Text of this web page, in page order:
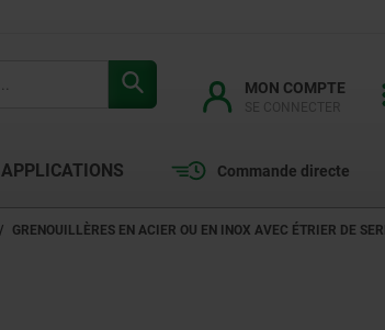
MON COMPTE
APPLICATIONS Commande directe
GRENOUILLÈRES EN ACIER OU EN INOX AVEC ÉTRIER DE